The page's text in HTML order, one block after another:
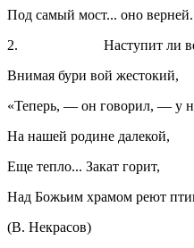
Под самый мост... оно верней.
2. Наступит ли
Внимая бури вой жестокий,
«Теперь, — он говорил, — у
На нашей родине далекой,
Еще тепло... Закат горит,
Над Божьим храмом реют
(В. Некрасов)